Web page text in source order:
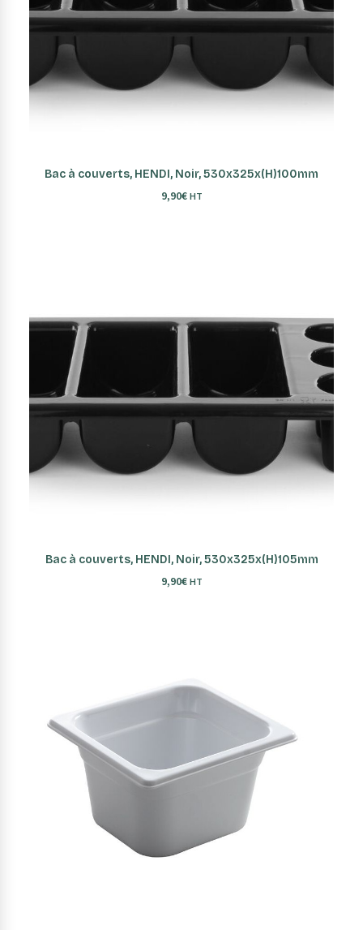
AJOUTER AU PANIER
Bac à couverts, HENDI, Noir, 530x325x(H)100mm
9,90€ HT
AJOUTER AU PANIER
Bac à couverts, HENDI, Noir, 530x325x(H)105mm
9,90€ HT